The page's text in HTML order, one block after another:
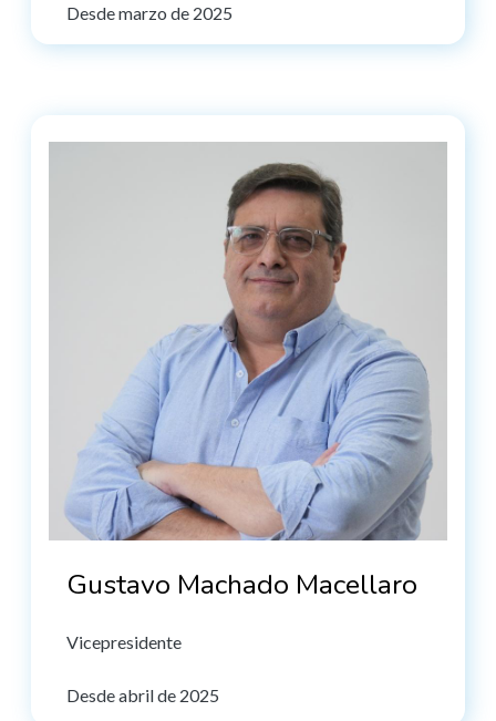
Desde marzo de 2025
Gustavo Machado Macellaro
Vicepresidente
Desde abril de 2025